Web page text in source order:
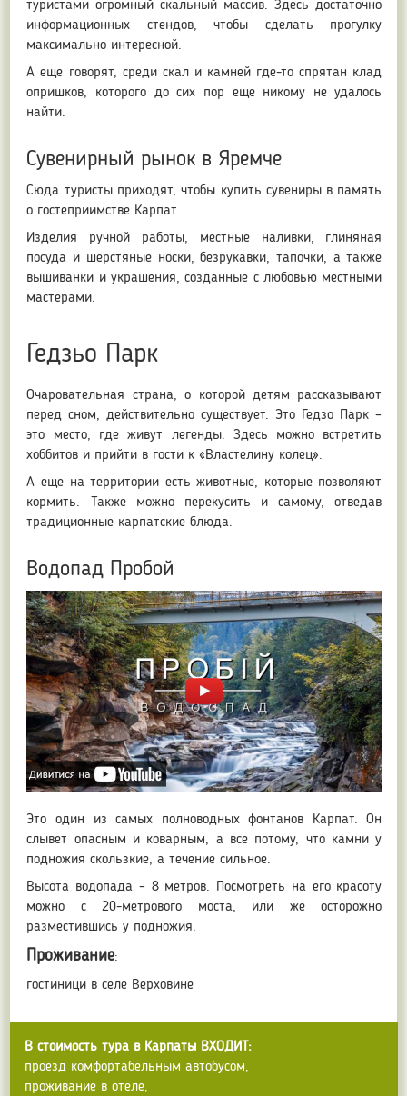
туристами огромный скальный массив. Здесь достаточно
информационных стендов, чтобы сделать прогулку
максимально интересной.
А еще говорят, среди скал и камней где-то спрятан клад
опришков, которого до сих пор еще никому не удалось
найти.
Сувенирный рынок в Яремче
Сюда туристы приходят, чтобы купить сувениры в память
о гостеприимстве Карпат.
Изделия ручной работы, местные наливки, глиняная
посуда и шерстяные носки, безрукавки, тапочки, а также
вышиванки и украшения, созданные с любовью местными
мастерами.
Гедзьо Парк
Очаровательная страна, о которой детям рассказывают
перед сном, действительно существует. Это Гедзо Парк –
это место, где живут легенды. Здесь можно встретить
хоббитов и прийти в гости к «Властелину колец».
А еще на территории есть животные, которые позволяют
кормить. Также можно перекусить и самому, отведав
традиционные карпатские блюда.
Водопад Пробой
Это один из самых полноводных фонтанов Карпат. Он
слывет опасным и коварным, а все потому, что камни у
подножия скользкие, а течение сильное.
Высота водопада – 8 метров. Посмотреть на его красоту
можно с 20-метрового моста, или же осторожно
разместившись у подножия.
Проживание:
гостиници в селе Верховине
В стоимость тура в Карпаты ВХОДИТ:
проезд комфортабельным автобусом,
проживание в отеле,